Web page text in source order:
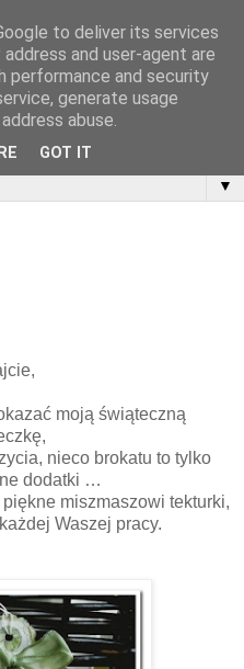
▼
moją świąteczną
nieco brokatu to tylko
dodatki …
miszmaszowi tekturki,
Waszej pracy.
to deliver its services
and user-agent are
performance and security
generate usage
abuse.
GOT IT